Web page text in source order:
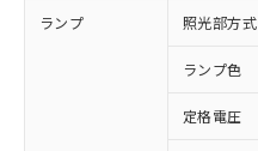
ランプ 照光部方式
ランプ色
定格電圧